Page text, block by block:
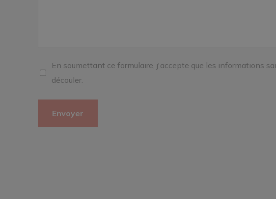
En soumettant ce formulaire, j'accepte que les informations
découler.